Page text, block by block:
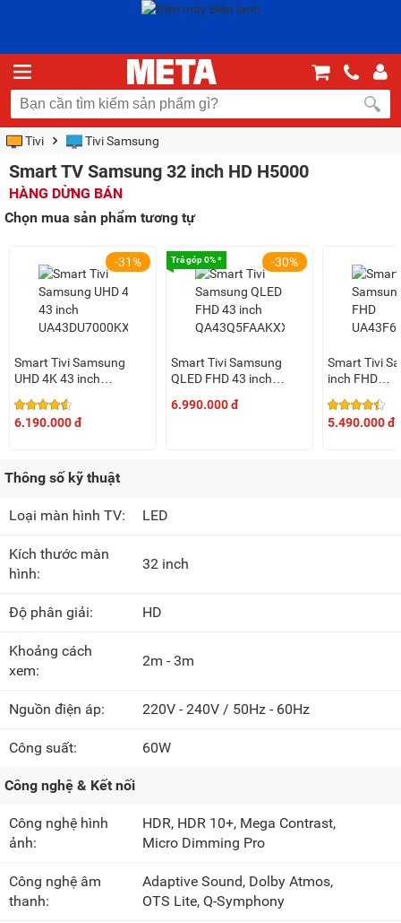
Tivi Tivi Samsung
Smart TV Samsung 32 inch HD H5000
HÀNG DỪNG BÁN
Chọn mua sản phẩm tương tự
-31%
Smart Tivi Samsung
UHD 4K 43 inch
6.190.000 đ
Trả góp 0% * -30%
Smart Tivi Samsung
QLED FHD 43 inch
6.990.000 đ
Smart Tivi
inch FHD
5.490.000 đ
Thông số kỹ thuật
Loại màn hình TV: LED
Kích thước màn
hình:
32 inch
Độ phân giải: HD
Khoảng cách
xem:
2m - 3m
Nguồn điện áp: 220V - 240V / 50Hz - 60Hz
Công suất: 60W
Công nghệ & Kết nối
Công nghệ hình
ảnh:
HDR, HDR 10+, Mega Contrast,
Micro Dimming Pro
Công nghệ âm
thanh:
Adaptive Sound, Dolby Atmos,
OTS Lite, Q-Symphony